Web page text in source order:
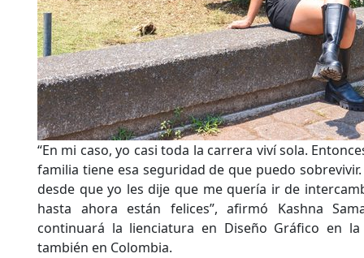
“En mi caso, yo casi toda la carrera viví sola.
familia tiene esa seguridad de que puedo
desde que yo les dije que me quería ir de
hasta ahora están felices”, afirmó Kashna
continuará la lienciatura en Diseño Gráfico en
también en Colombia.